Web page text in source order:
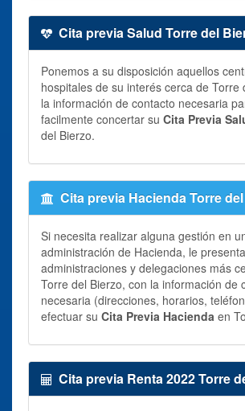
Cita previa Salud Torre del
Ponemos a su disposición aquellos
hospitales de su interés cerca de Torre
la información de contacto necesaria
facilmente concertar su Cita Previa
del Bierzo.
Cita previa Hacienda Torre
Si necesita realizar alguna gestión en
administración de Hacienda, le
administraciones y delegaciones más
Torre del Bierzo, con la información de
necesaria (direcciones, horarios,
efectuar su Cita Previa Hacienda en
Cita previa Renta 2022 Torre